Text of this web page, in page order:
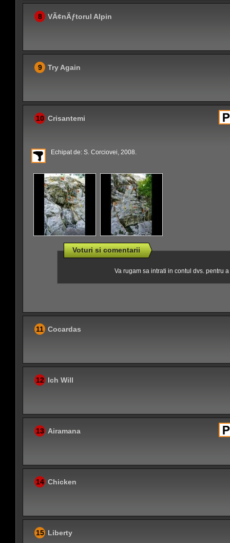
8 VÃ¢nÄƒtorul Alpin
9 Try Again
10 Crisantemi
Echipat de: S. Corciovei, 2008.
Voturi si comentarii
Va rugam sa intrati in contul dvs. pentru
11 Cocardas
12 Ich Will
13 Airamana
14 Chicken
15 Liberty